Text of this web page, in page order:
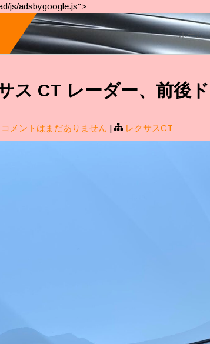
js/adsbygoogle.js">
ホーム
ス CT レーダー、前後
コメントはまだありません | レクサスCT